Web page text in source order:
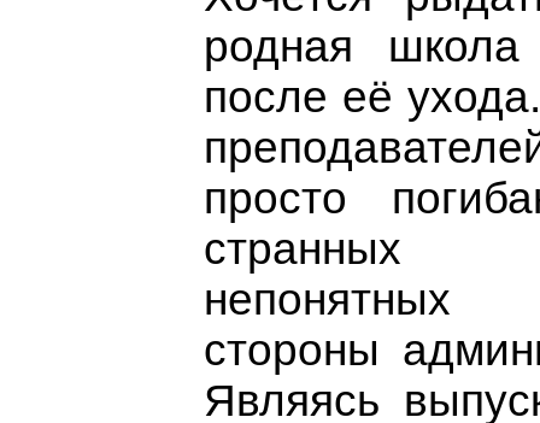
родная
после её
просто
странных
стороны
Являясь